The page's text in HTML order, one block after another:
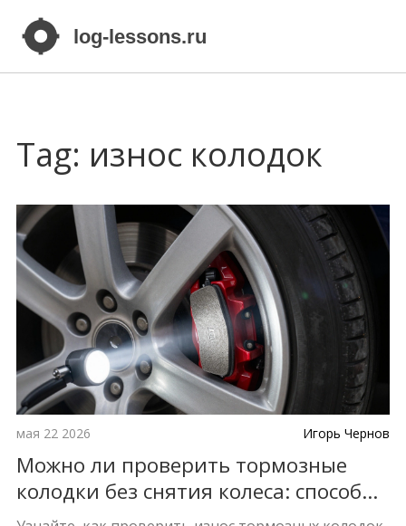
Tag: износ колодок
мая 22 2026 Игорь Чернов
Можно ли проверить тормозные
колодки без снятия колеса: способы
и нюансы